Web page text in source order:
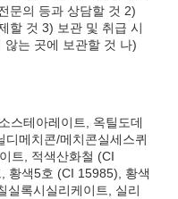
문의 등과 상담할 것 2)
할 것 3) 보관 및 취급 시
않는 곳에 보관할 것 나)
스테아레이트, 옥틸도데
메치콘/메치콘실세스퀴
트, 적색산화철 (CI
황색5호 (CI 15985), 황색
실록시실리케이트, 실리